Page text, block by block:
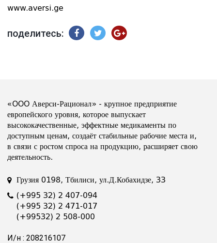
www.aversi.ge
поделитесь:
«OOO Аверси-Рационал» - крупное предприятие
европейского уровня, которое выпускает
высококачественные, эффектные медикаменты по
доступным ценам, создаёт стабильные рабочие места и,
в связи с ростом спроса на продукцию, расширяет свою
деятельность.
Грузия 0198, Тбилиси, ул.Д.Кобахидзе, 33
(+995 32) 2 407-094
(+995 32) 2 471-017
(+99532) 2 508-000
И/н : 208216107